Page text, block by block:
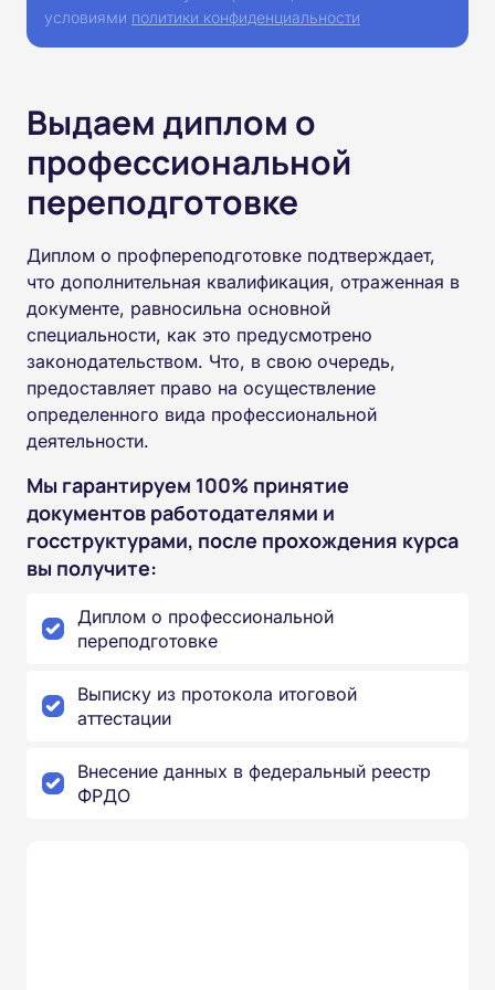
условиями политики конфиденциальности
Выдаем диплом о
профессиональной
переподготовке
Диплом о профпереподготовке подтверждает,
что дополнительная квалификация, отраженная в
документе, равносильна основной
специальности, как это предусмотрено
законодательством. Что, в свою очередь,
предоставляет право на осуществление
определенного вида профессиональной
деятельности.
Мы гарантируем 100% принятие
документов работодателями и
госструктурами, после прохождения курса
вы получите:
Диплом о профессиональной
переподготовке
Выписку из протокола итоговой
аттестации
Внесение данных в федеральный реестр
ФРДО